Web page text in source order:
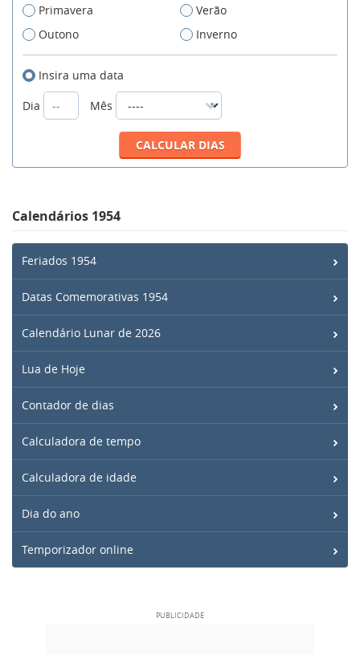
Primavera
Verão
Outono
Inverno
Insira uma data
Dia
Mês
Calendários 1954
Feriados 1954
Datas Comemorativas 1954
Calendário Lunar de 2026
Lua de Hoje
Contador de dias
Calculadora de tempo
Calculadora de idade
Dia do ano
Temporizador online